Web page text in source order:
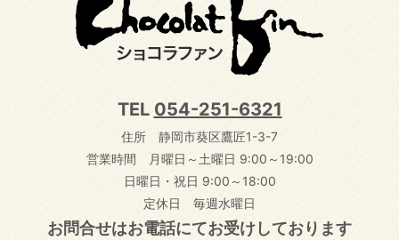
TEL 054-251-6321
住所 静岡市葵区鷹匠1-3-7
営業時間 月曜日～土曜日 9:00～19:00
日曜日・祝日 9:00～18:00
定休日 毎週水曜日
お問合せはお電話にてお受けしております